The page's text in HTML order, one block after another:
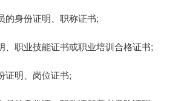
的身份证明、职称证书;
、职业技能证书或职业培训合格证书;
证明、岗位证书;